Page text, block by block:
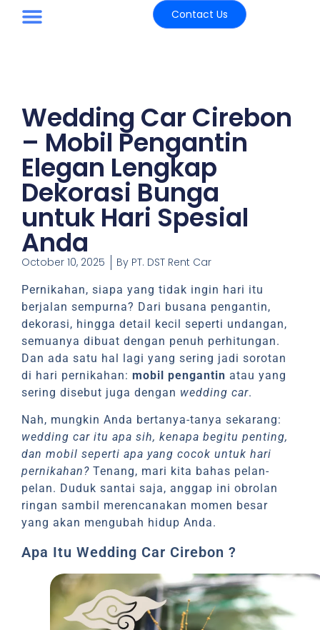
Contact Us
Wedding Car Cirebon
– Mobil Pengantin
Elegan Lengkap
Dekorasi Bunga
untuk Hari Spesial
Anda
October 10, 2025 By PT. DST Rent Car
Pernikahan, siapa yang tidak ingin hari itu
berjalan sempurna? Dari busana pengantin,
dekorasi, hingga detail kecil seperti undangan,
semuanya dibuat dengan penuh perhitungan.
Dan ada satu hal lagi yang sering jadi sorotan
di hari pernikahan:mobil pengantin atau yang
sering disebut juga dengan wedding car.
Nah, mungkin Anda bertanya-tanya sekarang:
wedding car itu apa sih, kenapa begitu penting,
dan mobil seperti apa yang cocok untuk hari
pernikahan? Tenang, mari kita bahas pelan-
pelan. Duduk santai saja, anggap ini obrolan
ringan sambil merencanakan momen besar
yang akan mengubah hidup Anda.
Apa Itu Wedding Car Cirebon ?